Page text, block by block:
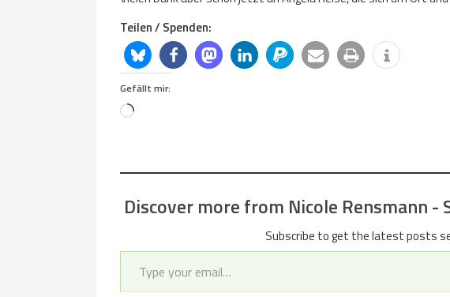
Teilen / Spenden:
Gefällt mir:
Loading…
Discover more from Nicole Rensmann
Subscribe to get the latest posts
Type your email…